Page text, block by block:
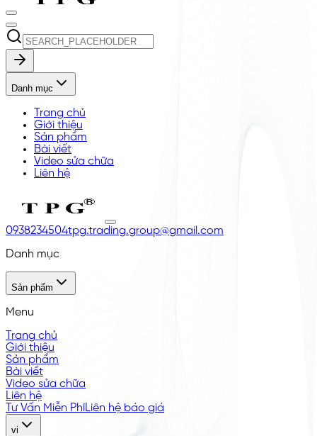
Danh mục
Trang chủ
Giới thiệu
Sản phẩm
Bài viết
Video sửa chữa
Liên hệ
0938234504tpg.trading.group@gmail.com
Danh mục
Sản phẩm
Menu
Trang chủ
Giới thiệu
Sản phẩm
Bài viết
Video sửa chữa
Liên hệ
Tư Vấn Miễn PhíLiên hệ báo giá
vi